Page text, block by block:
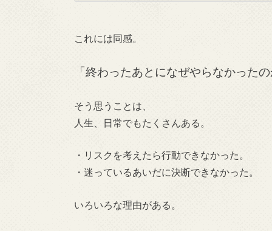
これには同感。
「終わったあとになぜやらなかった
そう思うことは、
人生、日常でもたくさんある。
・リスクを考えたら行動できなかった。
・迷っているあいだに決断できなかった。
いろいろな理由がある。